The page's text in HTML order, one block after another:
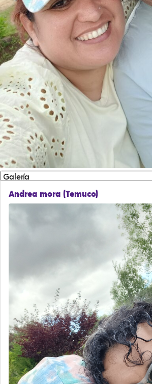
Andrea mora (Temuco)